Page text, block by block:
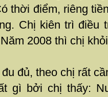
thời điểm, riêng
Chị kiên trì điều
2008 thì chị
đủ, theo chị rất
gì bởi chị thấy: